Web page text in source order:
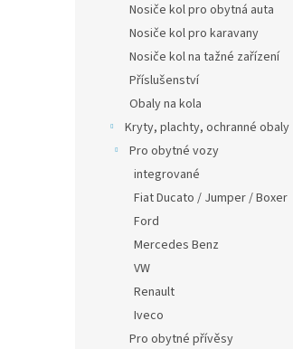
Nosiče kol pro obytná auta
Nosiče kol pro karavany
Nosiče kol na tažné zařízení
Příslušenství
Obaly na kola
Kryty, plachty, ochranné obaly
Pro obytné vozy
integrované
Fiat Ducato / Jumper / Boxer
Ford
Mercedes Benz
VW
Renault
Iveco
Pro obytné přívěsy